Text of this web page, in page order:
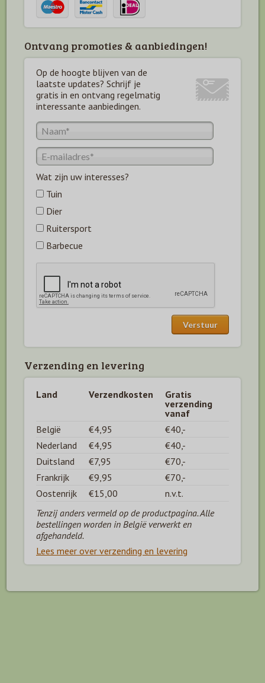
Ontvang promoties & aanbiedingen!
Op de hoogte blijven van de
laatste updates? Schrijf je
gratis in en ontvang regelmatig
interessante aanbiedingen.
Wat zijn uw interesses?
Tuin
Dier
Ruitersport
Barbecue
Verzending en levering
Land Verzendkosten
Gratis
verzending
vanaf
België
€4,95
€40,-
Nederland
€4,95
€40,-
Duitsland
€7,95
€70,-
Frankrijk
€9,95
€70,-
Oostenrijk
€15,00
n.v.t.
Tenzij anders vermeld op de productpagina. Alle
bestellingen worden in België verwerkt en
afgehandeld.
Lees meer over verzending en levering